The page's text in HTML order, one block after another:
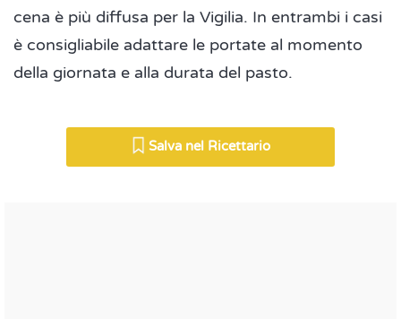
cena è più diffusa per la Vigilia. In entrambi i casi
è consigliabile adattare le portate al momento
della giornata e alla durata del pasto.
Salva nel Ricettario